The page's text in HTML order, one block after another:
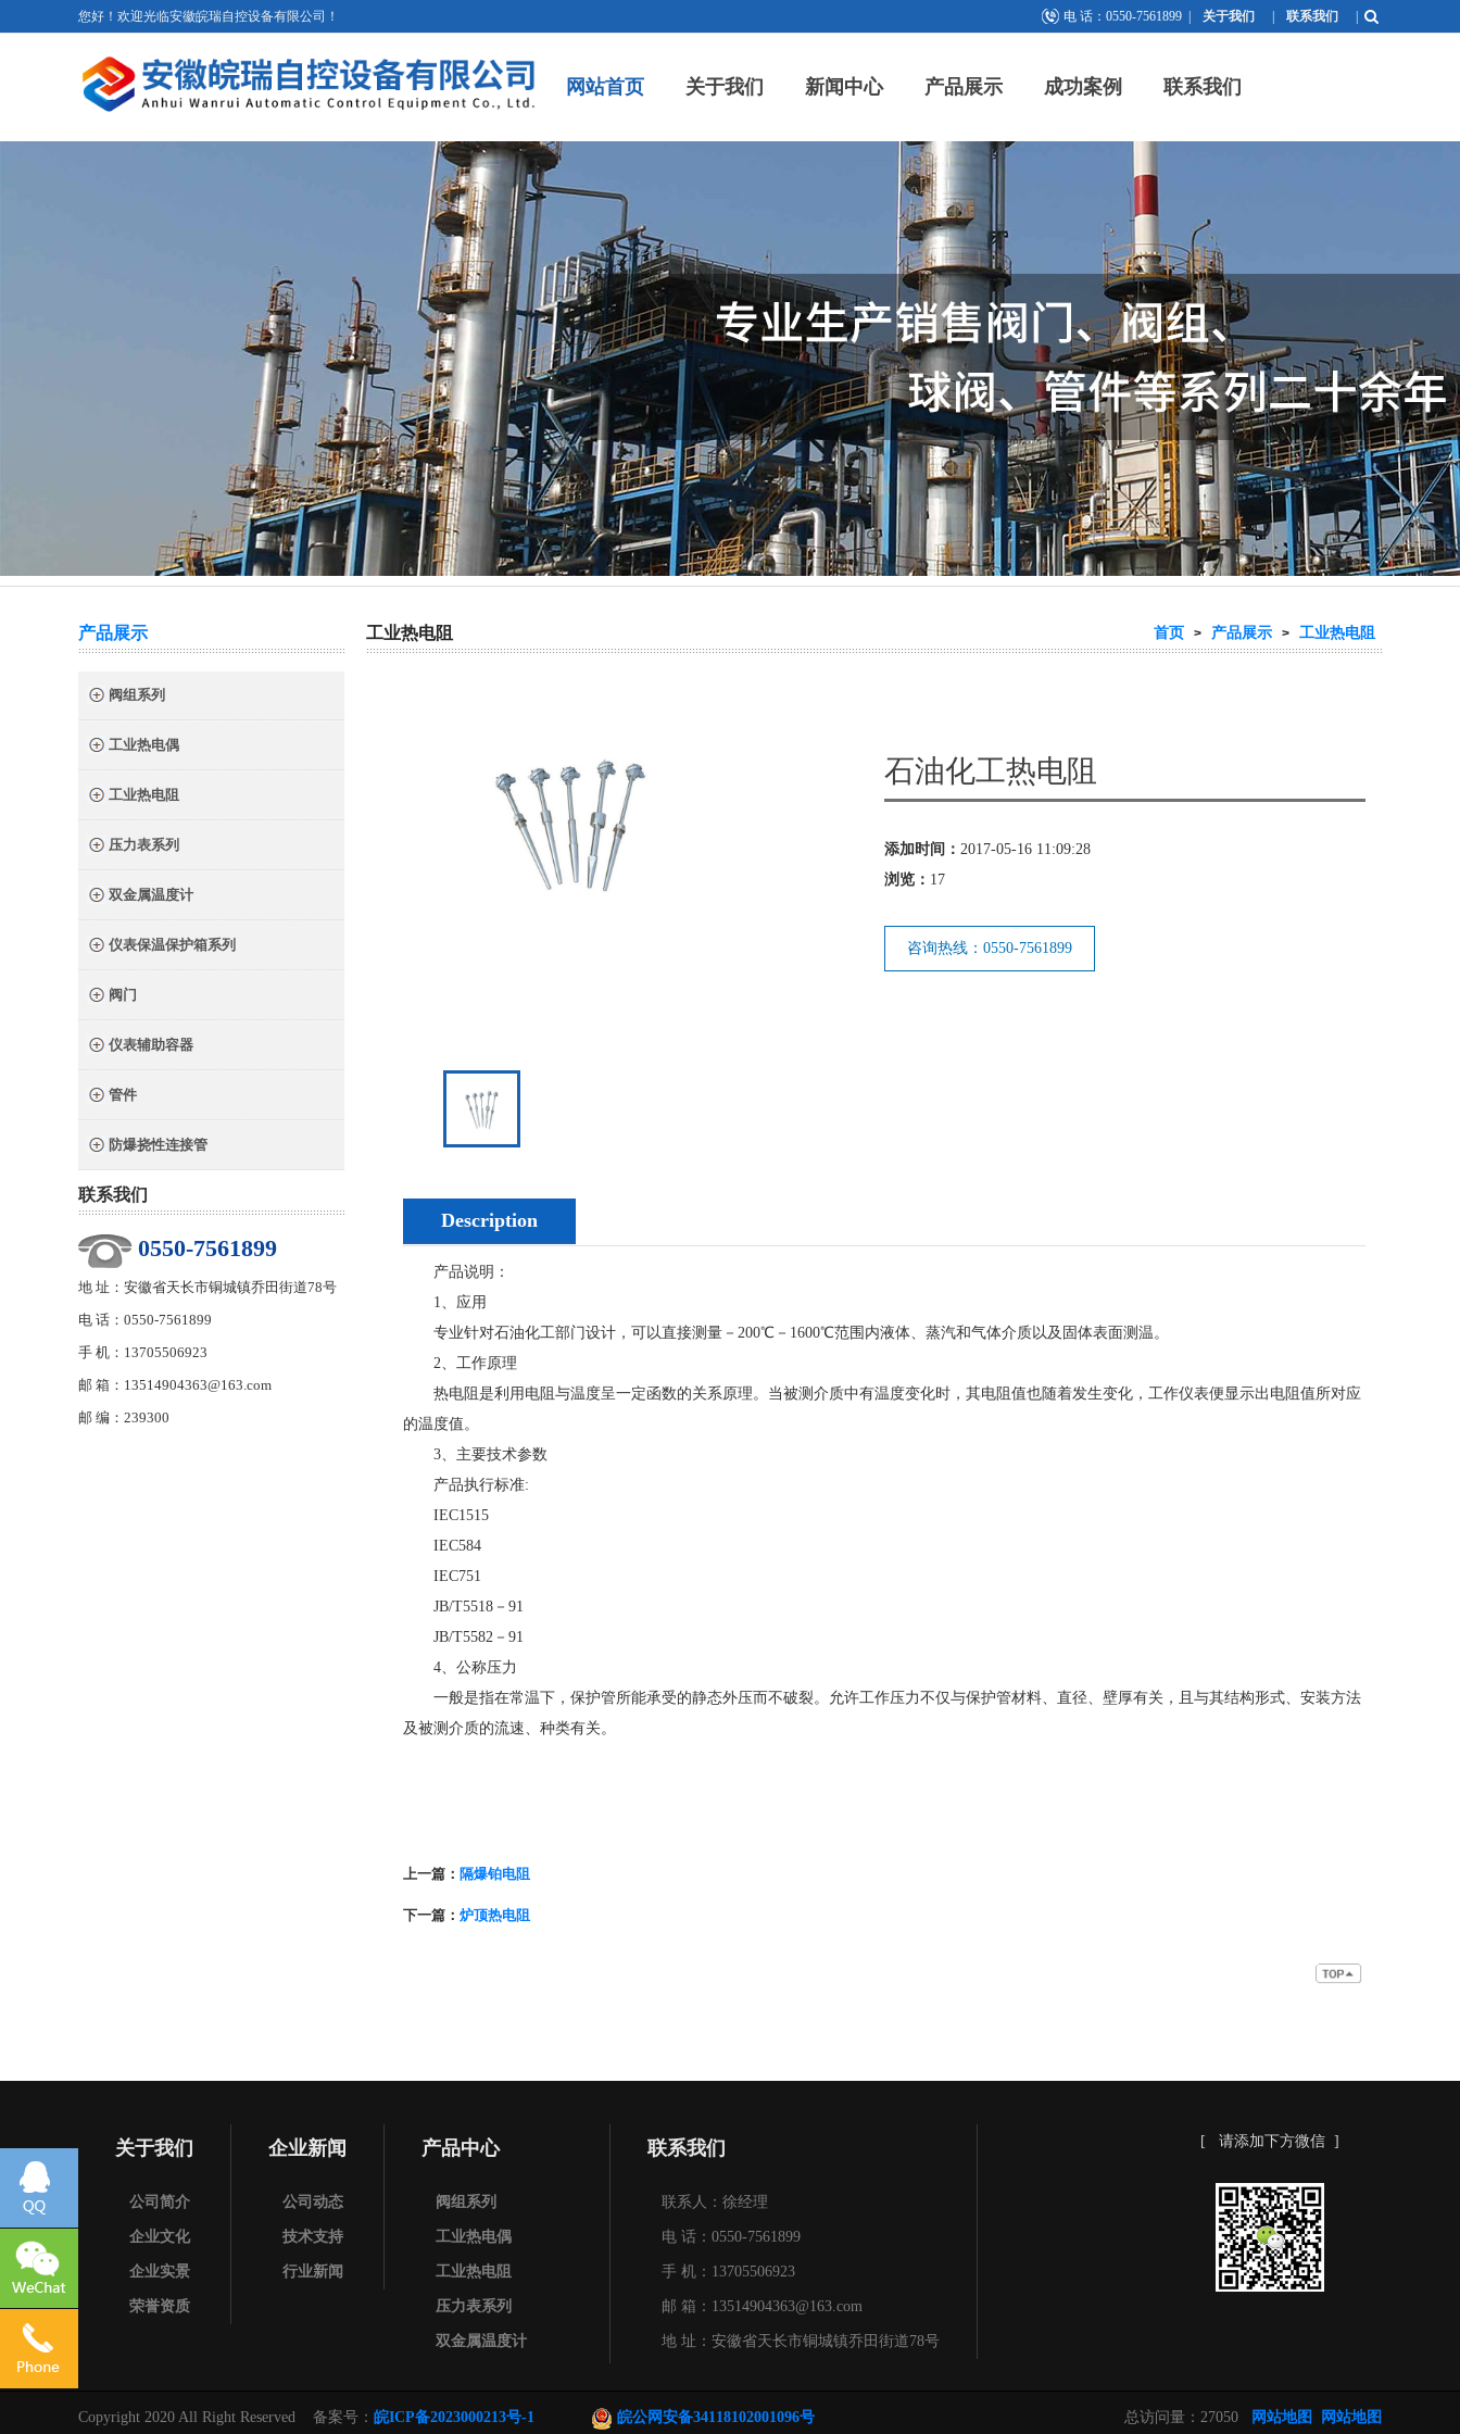
您好！欢迎光临安徽皖瑞自控设备有限公司！ 电 话：0550-7561899 关于我们 联系我们
网站首页 关于我们 新闻中心 产品展示 成功案例 联系我们
热门关键词： 截止阀 针型阀 二阀组 三阀组 气源球阀 防堵取样装置
产品展示
阀组系列
工业热电偶
工业热电阻
压力表系列
双金属温度计
仪表保温保护箱系列
阀门
仪表辅助容器
管件
防爆挠性连接管
联系我们
0550-7561899
地 址：安徽省天长市铜城镇乔田街道78号
电 话：0550-7561899
手 机：13705506923
邮 箱：13514904363@163.com
邮 编：239300
首页 > 产品展示 > 工业热电阻
工业热电阻
石油化工热电阻
添加时间： 2017-05-16 11:09:28
浏览： 17
咨询热线：0550-7561899
Description
产品说明：
1、应用
专业针对石油化工部门设计，可以直接测量－200℃－1600℃范围内液体、蒸汽和气体介质以及固体表面测温。
2、工作原理
热电阻是利用电阻与温度呈一定函数的关系原理。当被测介质中有温度变化时，其电阻值也随着发生变化，工作仪表便显示出电阻值所对应
的温度值。
3、主要技术参数
产品执行标准:
IEC1515
IEC584
IEC751
JB/T5518－91
JB/T5582－91
4、公称压力
一般是指在常温下，保护管所能承受的静态外压而不破裂。允许工作压力不仅与保护管材料、直径、壁厚有关，且与其结构形式、安装方法
及被测介质的流速、种类有关。
上一篇： 隔爆铂电阻
下一篇： 炉顶热电阻
关于我们
公司简介
企业文化
企业实景
荣誉资质
企业新闻
公司动态
技术支持
行业新闻
产品中心
阀组系列
工业热电偶
工业热电阻
压力表系列
双金属温度计
阀门
联系我们
联系人：徐经理
电 话：0550-7561899
手 机：13705506923
邮 箱：13514904363@163.com
地 址：安徽省天长市铜城镇乔田街道78号
[ 请添加下方微信 ]
Copyright 2020 All Right Reserved 备案号： 皖ICP备2023000213号-1 皖公网安备34118102001096号 总访问量： 27050 网站地图 网站地图